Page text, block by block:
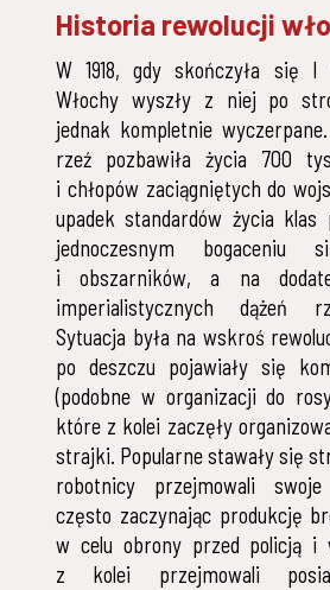
Historia rewolucji
W 1918, gdy skończyła się I
Włochy wyszły z niej po
jednak kompletnie
rzeź pozbawiła życia 700
i chłopów zaciągniętych do
upadek standardów życia klas
jednoczesnym bogaceniu
i obszarników, a na
imperialistycznych dążeń
Sytuacja była na wskroś
po deszczu pojawiały się
(podobne w organizacji do
które z kolei zaczęły
strajki. Popularne stawały się
robotnicy przejmowali
często zaczynając produkcję
w celu obrony przed policją i
z kolei przejmowali